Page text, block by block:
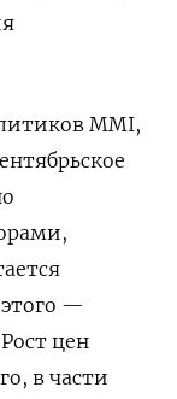
MMI,
—
цен
в части